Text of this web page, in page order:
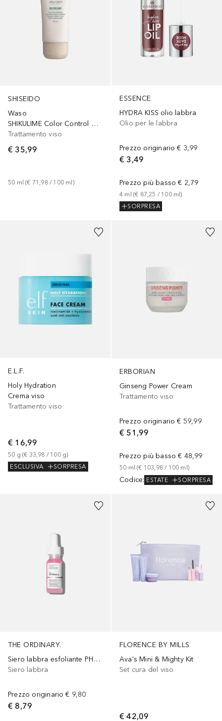
SHISEIDO
Waso
SHIKULIME Color Control Oil Free Moisturizer
Trattamento viso
€ 35,99
50 ml (€ 71,98 / 100 ml)
ESSENCE
HYDRA KISS olio labbra
Olio per le labbra
Prezzo originario € 3,99
€ 3,49
Prezzo più basso € 2,79
4 ml (€ 87,25 / 100 ml)
SORPRESA
E.L.F.
Holy Hydration
Crema viso
Trattamento viso
€ 16,99
50 g (€ 33,98 / 100 g)
ESCLUSIVA
SORPRESA
ERBORIAN
Ginseng Power Cream
Trattamento viso
Prezzo originario € 59,99
€ 51,99
Prezzo più basso € 48,99
50 ml (€ 103,98 / 100 ml )
Codice: ESTATE SORPRESA
THE ORDINARY.
Siero labbra esfoliante PHA 5%
Siero labbra
Prezzo originario € 9,80
€ 8,79
FLORENCE BY MILLS
Ava's Mini & Mighty Kit
Set cura del viso
€ 42,09